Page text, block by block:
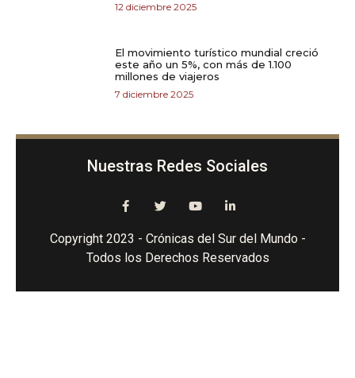
12 diciembre 2025
El movimiento turístico mundial creció
este año un 5%, con más de 1.100
millones de viajeros
7 diciembre 2025
Nuestras Redes Sociales
Copyright 2023 - Crónicas del Sur del Mundo -
Todos los Derechos Reservados